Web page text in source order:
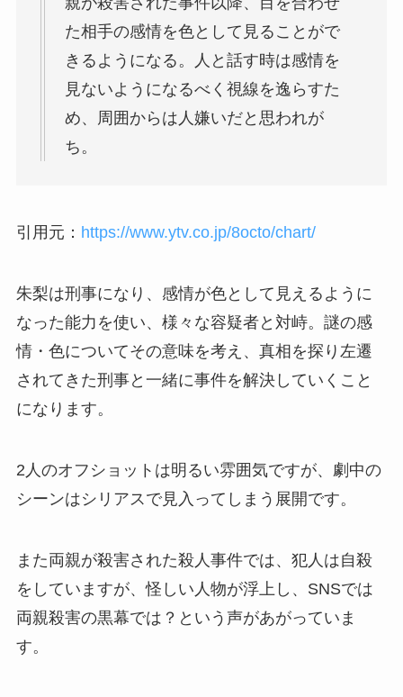
た相手の感情を色として見ることがで
きるようになる。人と話す時は感情を
見ないようになるべく視線を逸らすた
め、周囲からは人嫌いだと思われが
ち。
引用元： https://www.ytv.co.jp/8octo/chart/
朱梨は刑事になり、感情が色として見えるように
なった能力を使い、様々な容疑者と対峙。謎の感
情・色についてその意味を考え、真相を探り左遷
されてきた刑事と一緒に事件を解決していくこと
になります。
2人のオフショットは明るい雰囲気ですが、劇中の
シーンはシリアスで見入ってしまう展開です。
また両親が殺害された殺人事件では、犯人は自殺
をしていますが、怪しい人物が浮上し、SNSでは
両親殺害の黒幕では？という声があがっていま
す。